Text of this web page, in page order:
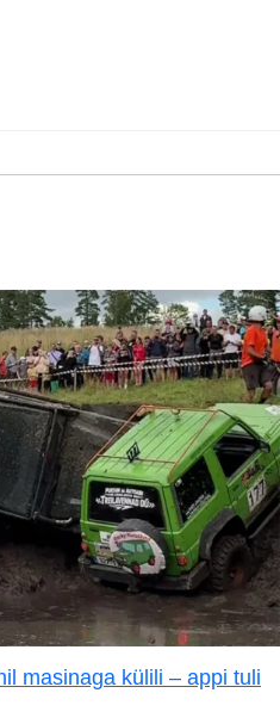
masinaga külili – appi tuli